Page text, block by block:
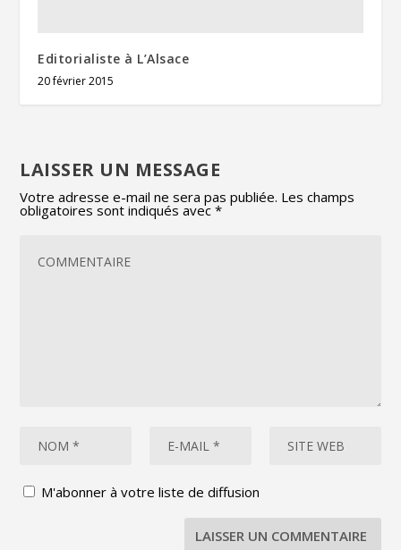
Editorialiste à L’Alsace
20 février 2015
LAISSER UN MESSAGE
Votre adresse e-mail ne sera pas publiée. Les champs
obligatoires sont indiqués avec*
M'abonner à votre liste de diffusion